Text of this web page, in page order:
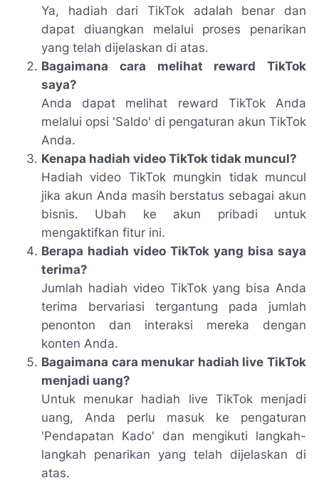
Ya, hadiah dari TikTok adalah benar dan
dapat diuangkan melalui proses penarikan
yang telah dijelaskan di atas.
Bagaimana cara melihat reward TikTok
saya?
Anda dapat melihat reward TikTok Anda
melalui opsi 'Saldo' di pengaturan akun TikTok
Anda.
Kenapa hadiah video TikTok tidak muncul?
Hadiah video TikTok mungkin tidak muncul
jika akun Anda masih berstatus sebagai akun
bisnis. Ubah ke akun pribadi untuk
mengaktifkan fitur ini.
Berapa hadiah video TikTok yang bisa saya
terima?
Jumlah hadiah video TikTok yang bisa Anda
terima bervariasi tergantung pada jumlah
penonton dan interaksi mereka dengan
konten Anda.
Bagaimana cara menukar hadiah live TikTok
menjadi uang?
Untuk menukar hadiah live TikTok menjadi
uang, Anda perlu masuk ke pengaturan
'Pendapatan Kado' dan mengikuti langkah-
langkah penarikan yang telah dijelaskan di
atas.